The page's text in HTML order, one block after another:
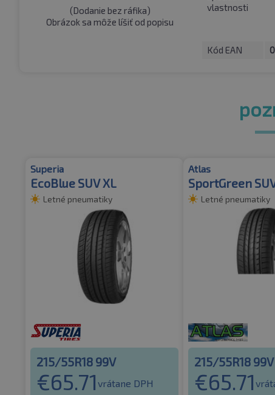
(Dodanie bez ráfika)
Obrázok sa môže líšiť od popisu
vlastnosti
Kód EAN
Superia
EcoBlue SUV XL
Letné pneumatiky
215/55R18 99V
€65.71 vrátane DPH
Atlas
SportGreen
Letné pneumatiky
215/55R18 99V
€65.71